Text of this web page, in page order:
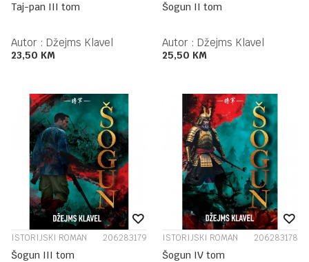
Taj-pan III tom
Autor : Džejms Klavel
23,50 KM
Šogun II tom
Autor : Džejms Klavel
25,50 KM
ISTORIJSKI ROMAN 206283179
Šogun III tom
ISTORIJSKI ROMAN 206283178
Šogun IV tom